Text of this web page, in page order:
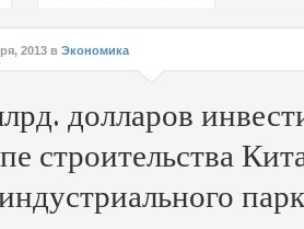
интересов клиентов
2013 в Экономика
долларов
строительства